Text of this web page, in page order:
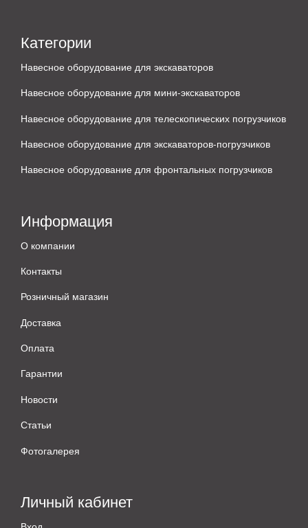
Категории
Навесное оборудование для экскаваторов
Навесное оборудование для мини-экскаваторов
Навесное оборудование для телескопических погрузчиков
Навесное оборудование для экскаваторов-погрузчиков
Навесное оборудование для фронтальных погрузчиков
Информация
О компании
Контакты
Розничный магазин
Доставка
Оплата
Гарантии
Новости
Статьи
Фотогалерея
Личный кабинет